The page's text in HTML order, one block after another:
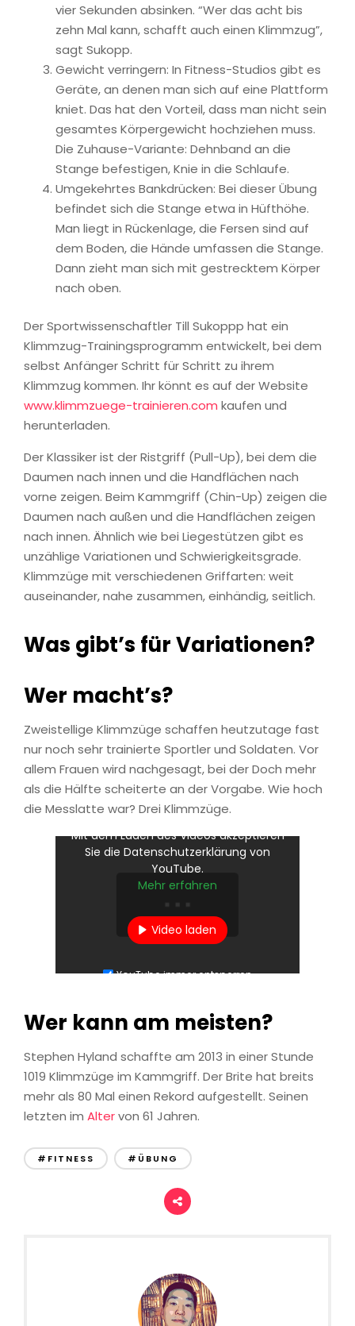
vier Sekunden absinken. “Wer das acht bis
zehn Mal kann, schafft auch einen Klimmzug”,
sagt Sukopp.
Gewicht verringern: In Fitness-Studios gibt es
Geräte, an denen man sich auf eine Plattform
kniet. Das hat den Vorteil, dass man nicht sein
gesamtes Körpergewicht hochziehen muss.
Die Zuhause-Variante: Dehnband an die
Stange befestigen, Knie in die Schlaufe.
Umgekehrtes Bankdrücken: Bei dieser Übung
befindet sich die Stange etwa in Hüfthöhe.
Man liegt in Rückenlage, die Fersen sind auf
dem Boden, die Hände umfassen die Stange.
Dann zieht man sich mit gestrecktem Körper
nach oben.
Der Sportwissenschaftler Till Sukoppp hat ein
Klimmzug-Trainingsprogramm entwickelt, bei dem
selbst Anfänger Schritt für Schritt zu ihrem
Klimmzug kommen. Ihr könnt es auf der Website
www.klimmzuege-trainieren.com kaufen und
herunterladen.
Der Klassiker ist der Ristgriff (Pull-Up), bei dem die
Daumen nach innen und die Handflächen nach
vorne zeigen. Beim Kammgriff (Chin-Up) zeigen die
Daumen nach außen und die Handflächen zeigen
nach innen. Ähnlich wie bei Liegestützen gibt es
unzählige Variationen und Schwierigkeitsgrade.
Klimmzüge mit verschiedenen Griffarten: weit
auseinander, nahe zusammen, einhändig, seitlich.
Was gibt’s für Variationen?
Wer macht’s?
Zweistellige Klimmzüge schaffen heutzutage fast
nur noch sehr trainierte Sportler und Soldaten. Vor
allem Frauen wird nachgesagt, bei der Doch mehr
als die Hälfte scheiterte an der Vorgabe. Wie hoch
die Messlatte war? Drei Klimmzüge.
Mit dem Laden des Videos akzeptieren
Sie die Datenschutzerklärung von
YouTube.
Mehr erfahren
Video laden
YouTube immer entsperren
Wer kann am meisten?
Stephen Hyland schaffte am 2013 in einer Stunde
1019 Klimmzüge im Kammgriff. Der Brite hat breits
mehr als 80 Mal einen Rekord aufgestellt. Seinen
letzten im Altervon 61 Jahren.
#FITNESS #ÜBUNG